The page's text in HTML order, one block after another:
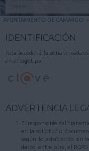
AYUNTAMIENTO DE CAMARGO >
IDENTIFICACIÓN
Para acceder a la zona privada
en el logotipo.
ADVERTENCIA
El responsable del
en la solicitud o
según lo establecido en
datos, entre otra, el RGPD